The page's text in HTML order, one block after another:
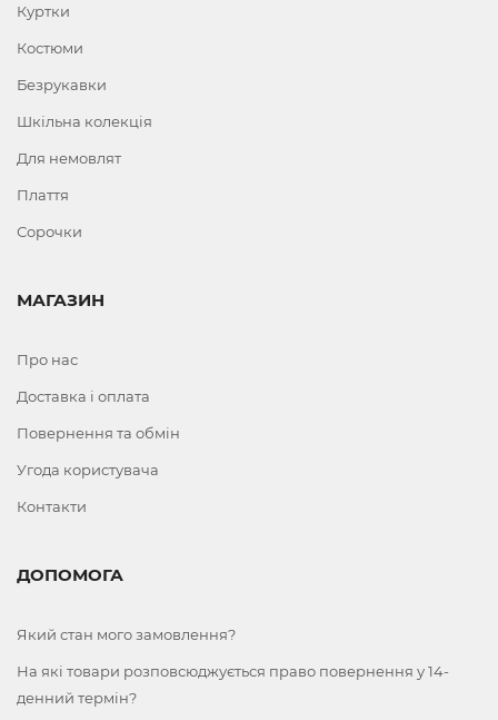
Куртки
Костюми
Безрукавки
Шкільна колекція
Для немовлят
Плаття
Сорочки
МАГАЗИН
Про нас
Доставка і оплата
Повернення та обмін
Угода користувача
Контакти
ДОПОМОГА
Який стан мого замовлення?
На які товари розповсюджується право повернення у 14-
денний термін?